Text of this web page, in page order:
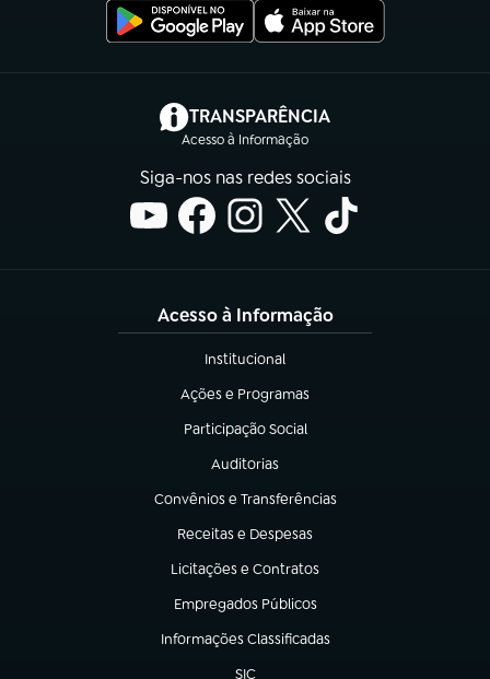
TRANSPARÊNCIA
Acesso à Informação
(abre em nova aba)
Siga-nos nas redes sociais
Acesso à Informação
Institucional
(abre em nova aba)
Ações e Programas
(abre em nova aba)
Participação Social
(abre em nova aba)
Auditorias
(abre em nova aba)
Convênios e Transferências
(abre em nova aba)
Receitas e Despesas
(abre em nova aba)
Licitações e Contratos
(abre em nova aba)
Empregados Públicos
(abre em nova aba)
Informações Classificadas
(abre em nova aba)
SIC